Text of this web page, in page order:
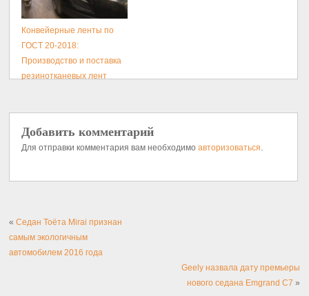
Конвейерные ленты по
ГОСТ 20-2018:
Производство и поставка
резинотканевых лент
Добавить комментарий
Для отправки комментария вам необходимоавторизоваться.
«Седан Тоёта Mirai признан
самым экологичным
автомобилем 2016 года
Geely назвала дату премьеры
нового седана Emgrand C7 »